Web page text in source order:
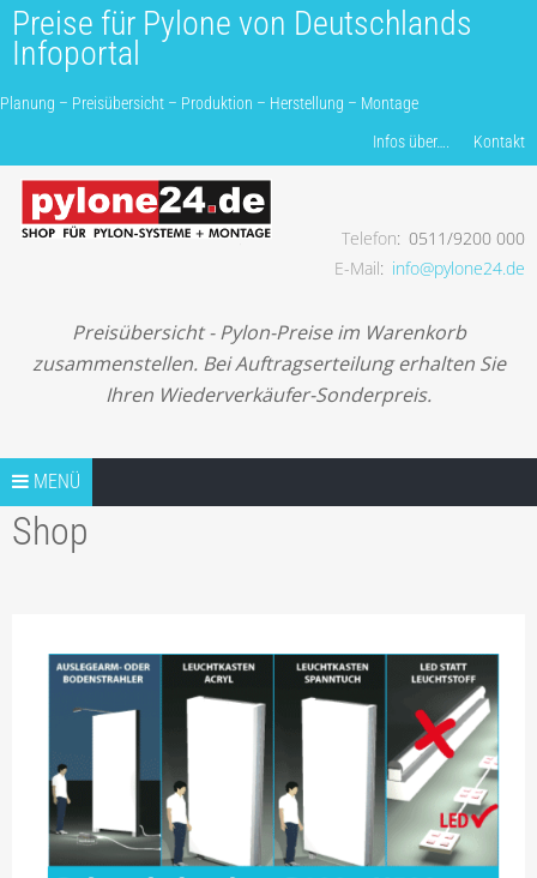
Preise für Pylone von Deutschlands
Infoportal
Planung – Preisübersicht – Produktion – Herstellung – Montage
Infos über….
Kontakt
Planung – Preisübersicht – Produktion – Herstellung –
Telefon 0511/9200 000
E-Mail
info@pylone24.de
Preisübersicht - Pylon-Preise im Warenkorb
zusammenstellen. Bei Auftragserteilung erhalten Sie
Ihren Wiederverkäufer-Sonderpreis.
Springe zum Inhalt
MENÜ
TIPPS
TIP1 PROJEKTANFRAGE
TIP4 AUSSTATTUNGEN
TIP5 REFERENZEN
TIP6 SONDERLÖSUNGEN
TIP7 BAUANTRAG STATIK
TIP8 BESCHRIFTUNGEN
Shop